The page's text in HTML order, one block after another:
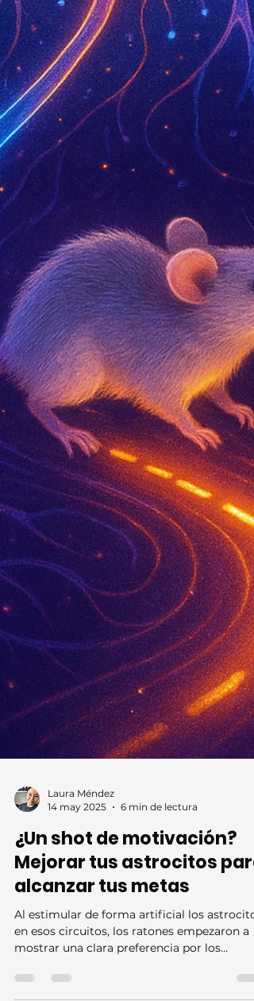
Laura Méndez
14 may 2025
6 min de lectura
¿Un shot de motivación?
Mejorar tus astrocitos para
alcanzar tus metas
Al estimular de forma artificial los